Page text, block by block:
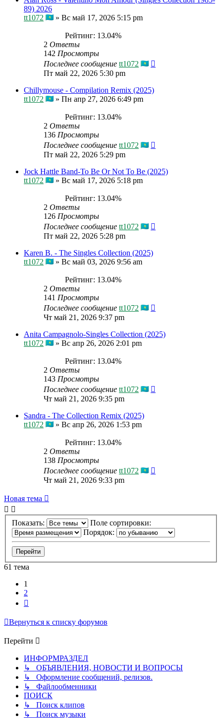
89) 2026
tt1072
» Вс май 17, 2026 5:15 pm
Рейтинг: 13.04%
2 Ответы
142 Просмотры
Последнее сообщение tt1072
Пт май 22, 2026 5:30 pm
Chillymouse - Compilation Remix (2025)
tt1072
» Пн апр 27, 2026 6:49 pm
Рейтинг: 13.04%
2 Ответы
136 Просмотры
Последнее сообщение tt1072
Пт май 22, 2026 5:29 pm
Jock Hattle Band-To Be Or Not To Be (2025)
tt1072
» Вс май 17, 2026 5:18 pm
Рейтинг: 13.04%
2 Ответы
126 Просмотры
Последнее сообщение tt1072
Пт май 22, 2026 5:28 pm
Karen B. - The Singles Collection (2025)
tt1072
» Вс май 03, 2026 9:56 am
Рейтинг: 13.04%
2 Ответы
141 Просмотры
Последнее сообщение tt1072
Чт май 21, 2026 9:37 pm
Anita Campagnolo-Singles Collection (2025)
tt1072
» Вс апр 26, 2026 2:01 pm
Рейтинг: 13.04%
2 Ответы
143 Просмотры
Последнее сообщение tt1072
Чт май 21, 2026 9:35 pm
Sandra - The Collection Remix (2025)
tt1072
» Вс апр 26, 2026 1:53 pm
Рейтинг: 13.04%
2 Ответы
138 Просмотры
Последнее сообщение tt1072
Чт май 21, 2026 9:33 pm
Новая тема
Показать:
Поле сортировки:
Порядок:
61 тема
1
2
Вернуться к списку форумов
Перейти
ИНФОРМРАЗДЕЛ
↳ ОБЪЯВЛЕНИЯ, НОВОСТИ И ВОПРОСЫ
↳ Оформление сообщений, релизов.
↳ Файлообменники
ПОИСК
↳ Поиск клипов
↳ Поиск музыки